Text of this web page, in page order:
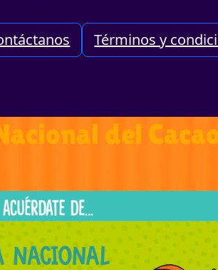
Términos y
del